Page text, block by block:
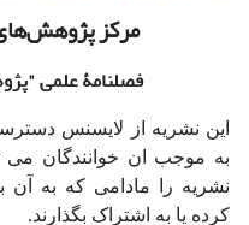
مرکز
فصلنامۀ علمی
این نشریه از لایسنس
به موجب ان خوانندگان می
نشریه را مادامی که به آن‌
کرده یا به اشتراک بگذارند.